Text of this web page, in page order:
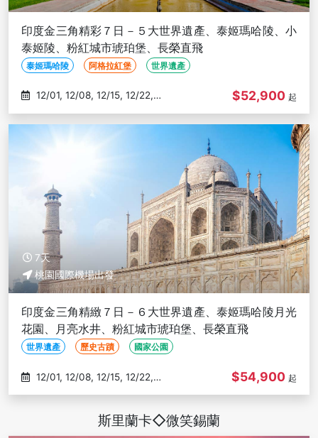
印度金三角精彩７日－５大世界遺產、泰姬瑪哈陵、小
泰姬陵、粉紅城市琥珀堡、長榮直飛
泰姬瑪哈陵 阿格拉紅堡 世界遺產
12/29
$52,900 起
7天
桃園國際機場出發
印度金三角精緻７日－６大世界遺產、泰姬瑪哈陵月光
花園、月亮水井、粉紅城市琥珀堡、長榮直飛
世界遺產 歷史古蹟 國家公園
12/29
$54,900 起
斯里蘭卡◇微笑錫蘭